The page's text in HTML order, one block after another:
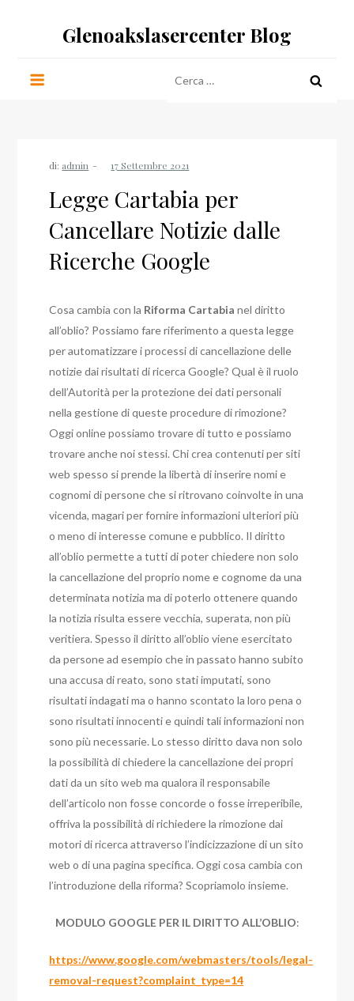
Glenoakslasercenter Blog
per:
di: admin
Legge Cartabia per
Cancellare Notizie dalle
Ricerche Google
Cosa cambia con la Riforma Cartabia nel diritto
all’oblio? Possiamo fare riferimento a questa legge
per automatizzare i processi di cancellazione delle
notizie dai risultati di ricerca Google? Qual è il ruolo
dell’Autorità per la protezione dei dati personali
nella gestione di queste procedure di rimozione?
Oggi online possiamo trovare di tutto e possiamo
trovare anche noi stessi. Chi crea contenuti per siti
web spesso si prende la libertà di inserire nomi e
cognomi di persone che si ritrovano coinvolte in una
vicenda, magari per fornire informazioni ulteriori più
o meno di interesse comune e pubblico. Il diritto
all’oblio permette a tutti di poter chiedere non solo
la cancellazione del proprio nome e cognome da una
determinata notizia ma di poterlo ottenere quando
la notizia risulta essere vecchia, superata, non più
veritiera. Spesso il diritto all’oblio viene esercitato
da persone ad esempio che in passato hanno subito
una accusa di reato, sono stati imputati, sono
risultati indagati ma o hanno scontato la loro pena o
sono risultati innocenti e quindi tali informazioni non
sono più necessarie. Lo stesso diritto dava non solo
la possibilità di chiedere la cancellazione dei propri
dati da un sito web ma qualora il responsabile
dell’articolo non fosse concorde o fosse irreperibile,
offriva la possibilità di richiedere la rimozione dai
motori di ricerca attraverso l’indicizzazione di un sito
web o di una pagina specifica. Oggi cosa cambia con
l’introduzione della riforma? Scopriamolo insieme.
MODULO GOOGLE PER IL DIRITTO ALL’OBLIO:
https://www.google.com/webmasters/tools/legal-
removal-request?complaint_type=14